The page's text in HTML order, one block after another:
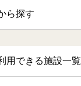
ら探す
用できる施設一覧